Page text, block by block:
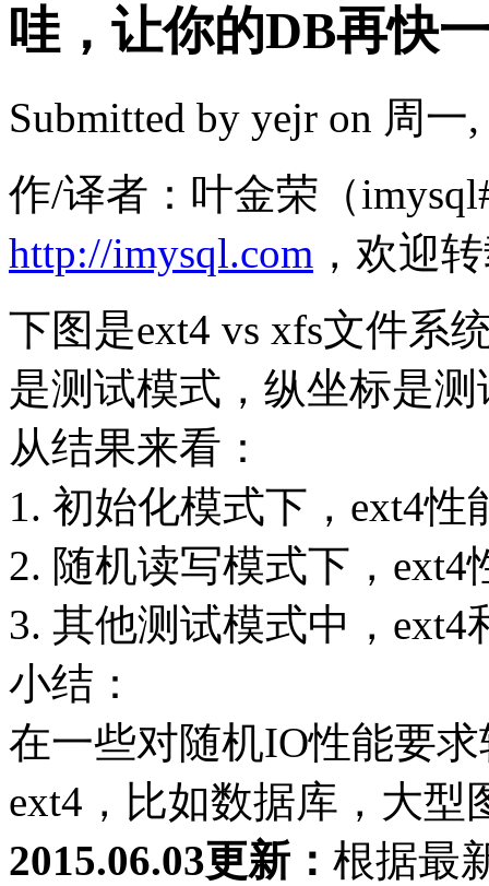
哇，让你的DB再快
Submitted by yejr on 周一,
作/译者：叶金荣（
http://imysql.com ，欢迎
下图是ext4 vs xfs文件系
是测试模式，纵坐标是
从结果来看：
1. 初始化模式下，ext4
2. 随机读写模式下，
3. 其他测试模式中，ext4
小结：
在一些对随机IO性能要
ext4，比如数据库，大型
2015.06.03更新： 根据最